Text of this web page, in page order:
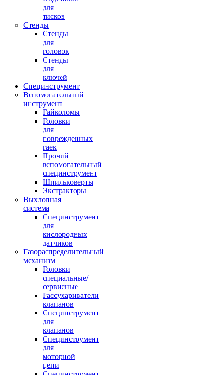
для
тисков
Стенды
Стенды
для
головок
Стенды
для
ключей
Специнструмент
Вспомогательный
инструмент
Гайколомы
Головки
для
поврежденных
гаек
Прочий
вспомогательный
специнструмент
Шпильковерты
Экстракторы
Выхлопная
система
Специнструмент
для
кислородных
датчиков
Газораспределительный
механизм
Головки
специальные/
сервисные
Рассухариватели
клапанов
Специнструмент
для
клапанов
Специнструмент
для
моторной
цепи